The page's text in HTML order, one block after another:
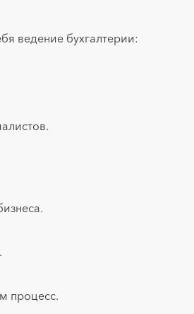
ведение бухгалтерии:
процесс.